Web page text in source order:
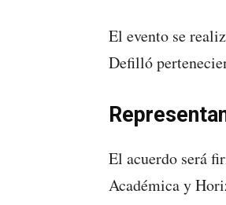
El evento se
Defilló
El acuerdo será
Académica y